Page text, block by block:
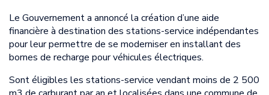
Le Gouvernement a annoncé la création d’une aide
financière à destination des stations-service indépendantes
pour leur permettre de se moderniser en installant des
bornes de recharge pour véhicules électriques.
Sont éligibles les stations-service vendant moins de 2 500